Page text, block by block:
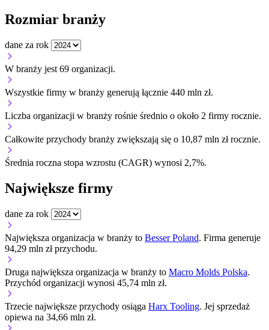
Rozmiar branży
dane za rok
W branży jest 69 organizacji.
Wszystkie firmy w branży generują łącznie 440 mln zł.
Liczba organizacji w branży rośnie średnio o około 2 firmy rocznie.
Całkowite przychody branży zwiększają się o 10,87 mln zł rocznie.
Średnia roczna stopa wzrostu (CAGR) wynosi 2,7%.
Największe firmy
dane za rok
Największa organizacja w branży to Besser Poland. Firma generuje
94,29 mln zł przychodu.
Druga największa organizacja w branży to Macro Molds Polska.
Przychód organizacji wynosi 45,74 mln zł.
Trzecie największe przychody osiąga Harx Tooling. Jej sprzedaż
opiewa na 34,66 mln zł.